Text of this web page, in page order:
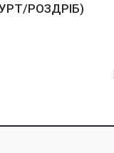
РОЗДРІБ)